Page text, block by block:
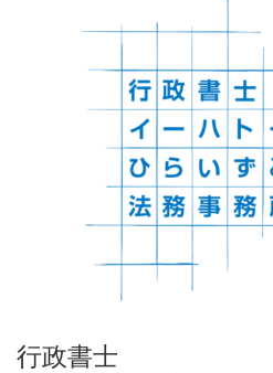
行政書士